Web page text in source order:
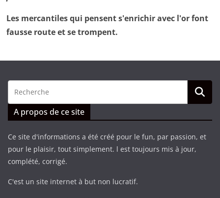
Les mercantiles qui pensent s'enrichir avec l'or font
fausse route et se trompent.
A propos de ce site
Ce site d'informations a été créé pour le fun, par passion, et
pour le plaisir, tout simplement. l est toujours mis à jour,
complété, corrigé.
C'est un site internet à but non lucratif.